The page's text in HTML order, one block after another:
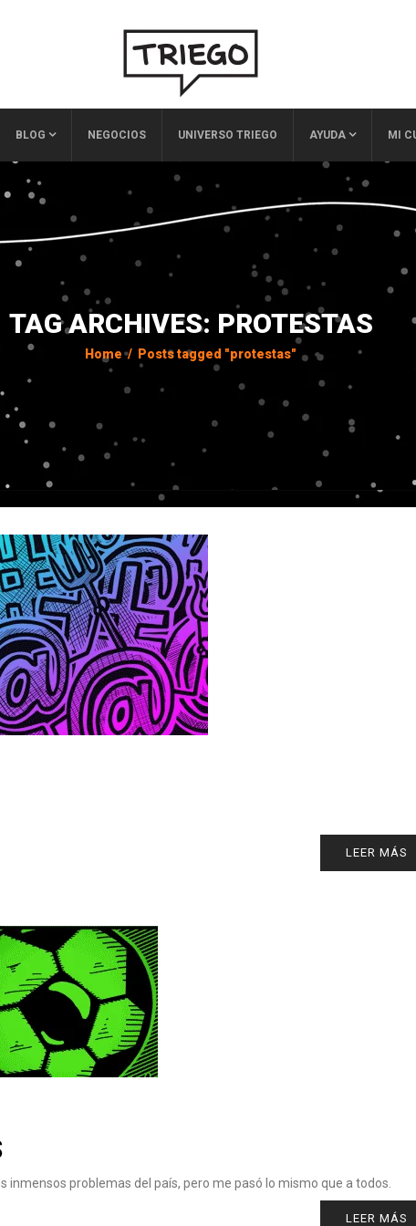
BLOG NEGOCIOS UNIVERSO TRIEGO AYUDA MI
TAG ARCHIVES: PROTESTAS
Home / Posts tagged "protestas"
LEER MÁS
problemas del país, pero me pasó lo mismo que a todos.
LEER MÁS